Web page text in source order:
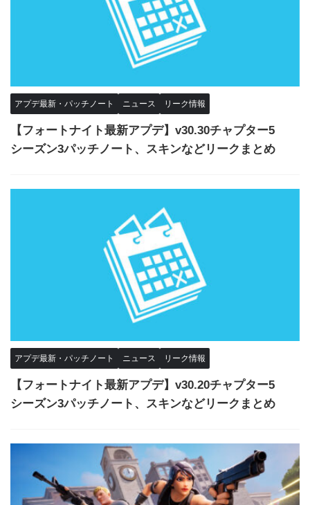
アプデ最新・パッチノート ニュース リーク情報
【フォートナイト最新アプデ】v30.30チャプター5
シーズン3パッチノート、スキンなどリークまとめ
アプデ最新・パッチノート ニュース リーク情報
【フォートナイト最新アプデ】v30.20チャプター5
シーズン3パッチノート、スキンなどリークまとめ